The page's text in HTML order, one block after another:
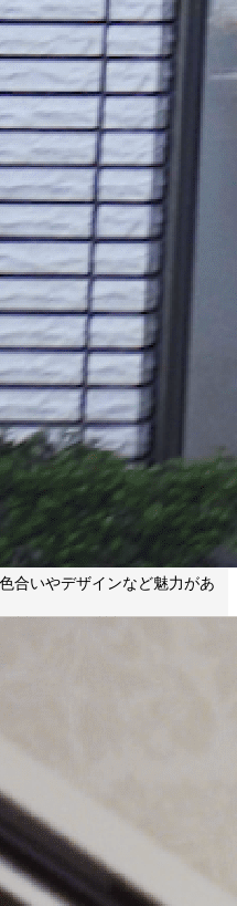
合いやデザインなど魅力があ